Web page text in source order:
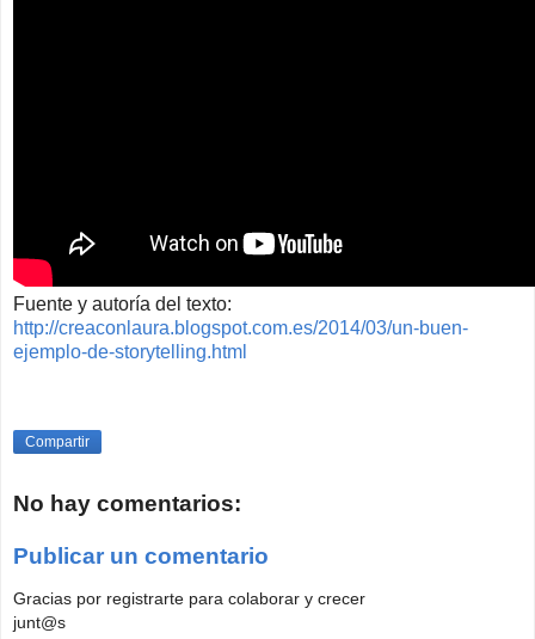
Fuente y autoría del texto:
http://creaconlaura.blogspot.com.es/2014/03/un-buen-
ejemplo-de-storytelling.html
Compartir
No hay comentarios:
Publicar un comentario
Gracias por registrarte para colaborar y crecer
junt@s